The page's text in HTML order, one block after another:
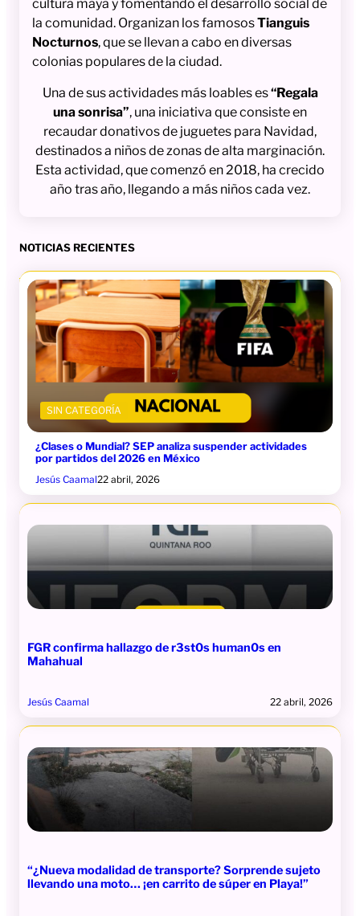
cultura maya y fomentando el desarrollo social de
la comunidad. Organizan los famososTianguis
Nocturnos, que se llevan a cabo en diversas
colonias populares de la ciudad.
Una de sus actividades más loables es“Regala
una sonrisa”, una iniciativa que consiste en
recaudar donativos de juguetes para Navidad,
destinados a niños de zonas de alta marginación.
Esta actividad, que comenzó en 2018, ha crecido
año tras año, llegando a más niños cada vez.
NOTICIAS RECIENTES
SIN CATEGORÍA
¿Clases o Mundial? SEP analiza suspender actividades
por partidos del 2026 en México
Jesús Caamal22 abril, 2026
FGR confirma hallazgo de r3st0s human0s en
Mahahual
Jesús Caamal 22 abril, 2026
“¿Nueva modalidad de transporte? Sorprende sujeto
llevando una moto… ¡en carrito de súper en Playa!”